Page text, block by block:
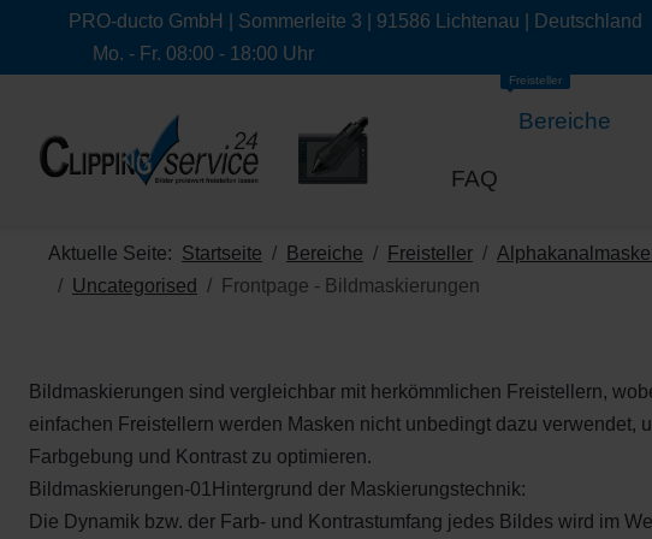
PRO-ducto GmbH | Sommerleite 3 | 91586 Lichtenau | Deutschland
Mo. - Fr. 08:00 - 18:00 Uhr
Bereiche
Freisteller
FAQ
Aktuelle Seite: Startseite Bereiche Freisteller
Uncategorised
Frontpage - Bildmaskierungen
Bildmaskierungen sind vergleichbar mit herkömmlichen Freistellern,
einfachen Freistellern werden Masken nicht unbedingt dazu
Farbgebung und Kontrast zu optimieren.
Bildmaskierungen-01Hintergrund der Maskierungstechnik:
Die Dynamik bzw. der Farb- und Kontrastumfang jedes Bildes wird im